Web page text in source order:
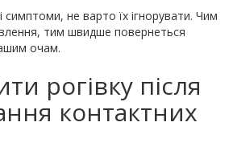
симптоми, не варто їх ігнорувати. Чим
тим швидше повернеться
очам.
рогівку після
контактних